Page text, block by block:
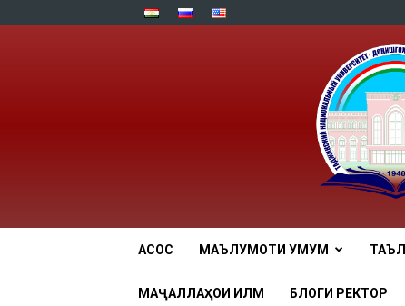
АСОСӢ МАЪЛУМОТИ УМУМӢ
МАҶАЛЛАҲОИ ИЛМӢ БЛОГИ РЕКТОР